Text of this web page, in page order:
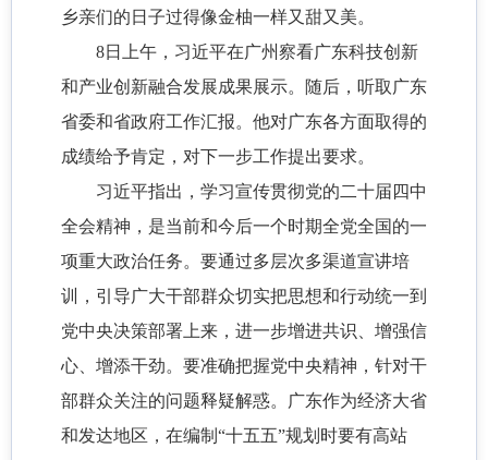
乡亲们的日子过得像金柚一样又甜又美。
8日上午，习近平在广州察看广东科技创新
和产业创新融合发展成果展示。随后，听取广东
省委和省政府工作汇报。他对广东各方面取得的
成绩给予肯定，对下一步工作提出要求。
习近平指出，学习宣传贯彻党的二十届四中
全会精神，是当前和今后一个时期全党全国的一
项重大政治任务。要通过多层次多渠道宣讲培
训，引导广大干部群众切实把思想和行动统一到
党中央决策部署上来，进一步增进共识、增强信
心、增添干劲。要准确把握党中央精神，针对干
部群众关注的问题释疑解惑。广东作为经济大省
和发达地区，在编制“十五五”规划时要有高站